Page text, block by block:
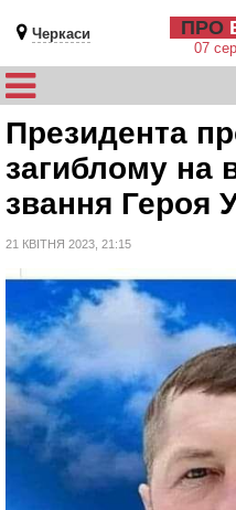
Черкаси ПРО
07
Президента
загиблому на
звання Героя
21 КВІТНЯ 2023, 21:15